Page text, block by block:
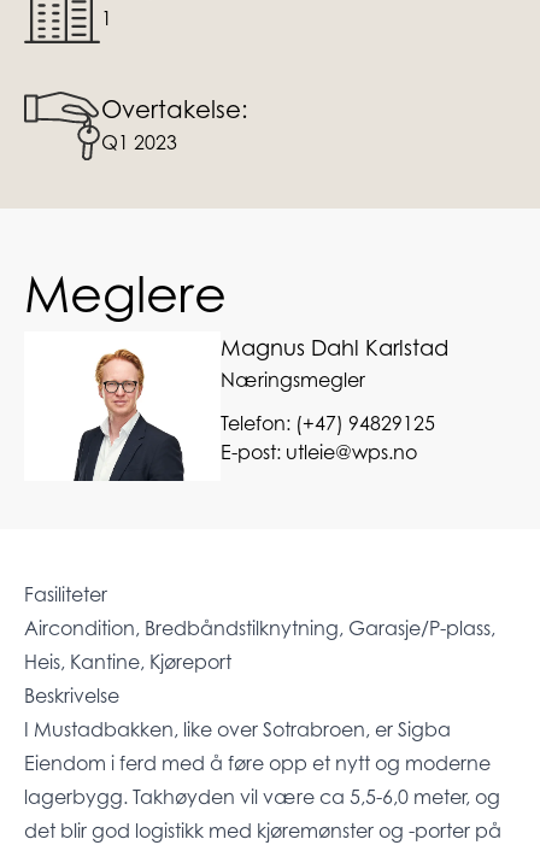
1
Overtakelse:
Q1 2023
Meglere
Magnus Dahl Karlstad
Næringsmegler
Telefon: (+47) 94829125
E-post: utleie@wps.no
Fasiliteter
Aircondition, Bredbåndstilknytning, Garasje/P-plass,
Heis, Kantine, Kjøreport
Beskrivelse
I Mustadbakken, like over Sotrabroen, er Sigba
Eiendom i ferd med å føre opp et nytt og moderne
lagerbygg. Takhøyden vil være ca 5,5-6,0 meter, og
det blir god logistikk med kjøremønster og -porter på